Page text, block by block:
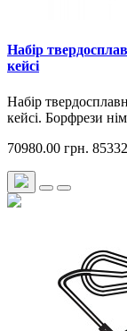
Набір
кейсі
Набір
кейсі. Борфрези
70980.00 грн.